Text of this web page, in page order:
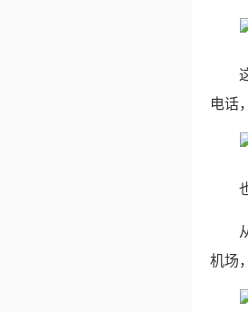
电话
机场